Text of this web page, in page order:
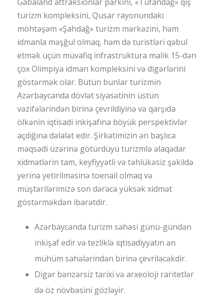
Gabaland attraksionlar parkını, «Tufandağ» qış
turizm kompleksini, Qusar rayonundakı
möhtəşəm «Şahdağ» turizm mərkəzini, həm
idmanla məşğul olmaq, həm də turistləri qəbul
etmək üçün müvafiq infrastruktura malik 15-dən
çox Olimpiya idman kompleksini və digərlərini
göstərmək olar. Bütün bunlar turizmin
Azərbaycanda dövlət siyasətinin üstün
vəzifələrindən birinə çevrildiyinə və qarşıda
ölkənin iqtisadi inkişafına böyük perspektivlər
açdığına dəlalət edir. Şirkətimizin ən başlıca
məqsədi üzərinə götürdüyü turizmlə əlaqədar
xidmətlərin tam, keyfiyyətli və təhlükəsiz şəkildə
yerinə yetirilməsinə toenail olmaq və
müştərilərimizə son dərəcə yüksək xidmət
göstərməkdən ibarətdir.
Azərbaycanda turizm sahəsi günü-gündən
inkişaf edir və tezliklə iqtisadiyyatın ən
mühüm sahələrindən birinə çevriləcəkdir.
Digər bənzərsiz tarixi və arxeoloji raritetlər
də öz növbəsini gözləyir.